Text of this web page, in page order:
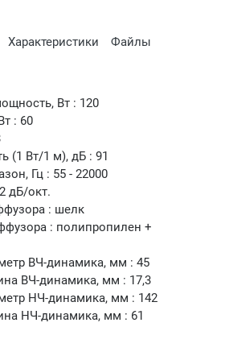
Характеристики Файлы
Вт : 120
: 60
(1 Вт/1 м), дБ : 91
Гц : 55 - 22000
дБ/окт.
: шелк
: полипропилен +
ВЧ-динамика, мм : 45
ВЧ-динамика, мм : 17,3
НЧ-динамика, мм : 142
НЧ-динамика, мм : 61